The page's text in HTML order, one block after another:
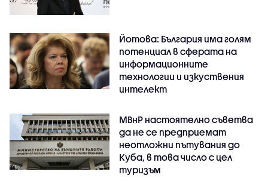
Йотова: България има голям
потенциал в сферата на
информационните
технологии и изкуствения
интелект
МВнР настоятелно съветва
да не се предприемат
неотложни пътувания до
Куба, в това число с цел
туризъм